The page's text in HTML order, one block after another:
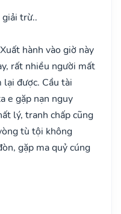
trừ..
hành vào giờ này
rất nhiều người mất
lại được. Cầu tài
e gặp nạn nguy
lý, tranh chấp cũng
tù tội không
gặp ma quỷ cúng